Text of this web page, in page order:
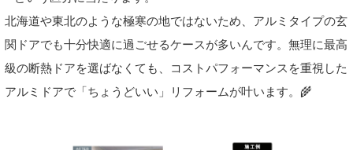
北海道や東北のような極寒の地ではないため、アルミタイプの玄
関ドアでも十分快適に過ごせるケースが多いんです。無理に最高
級の断熱ドアを選ばなくても、コストパフォーマンスを重視した
アルミドアで「ちょうどいい」リフォームが叶います。🌾